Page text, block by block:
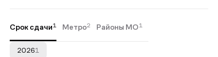
Срок сдачи1 Метро2 Районы МО1
20261